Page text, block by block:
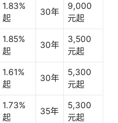
1.83%
起
30年
9,000
元起
1.85%
起
30年
3,500
元起
1.61%
起
30年
5,300
元起
1.73%
起
35年
5,300
元起